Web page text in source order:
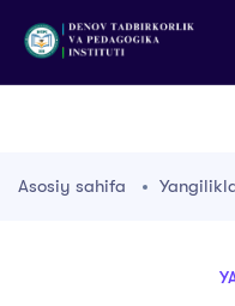
TG TR
Asosiy sahifa